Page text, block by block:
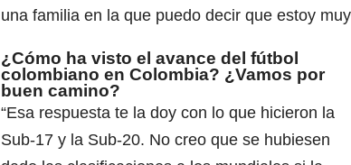
una familia en la que puedo decir que estoy
¿Cómo ha visto el avance del fútbol
colombiano en Colombia? ¿Vamos por
buen camino?
“Esa respuesta te la doy con lo que hicieron la
Sub-17 y la Sub-20. No creo que se hubiesen